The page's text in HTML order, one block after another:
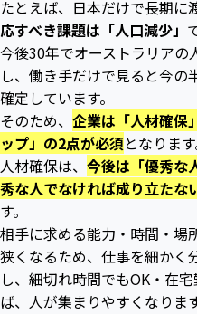
たとえば、日本だけで長期に
応すべき課題は「人口減少」
今後30年でオーストラリア
し、働き手だけで見ると今
確定しています。
そのため、 企業は「人材確保
ップ」の2点が必須となります
人材確保は、 今後は「優秀な
秀な人でなければ成り立たな
す。
相手に求める能力・時間・場
狭くなるため、仕事を細かく
し、細切れ時間でもOK・在
ば、人が集まりやすくなります